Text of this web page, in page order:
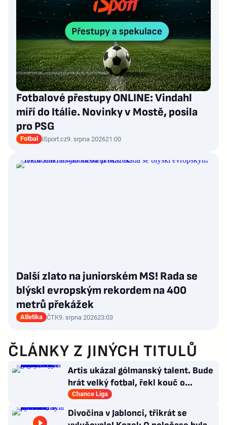
Fotbalové přestupy ONLINE: Vindahl
míří do Itálie. Novinky v Mostě, posila
pro PSG
Fotbal iSport.cz9. srpna 202621:00
Další zlato na juniorském MS! Rada se
blýskl evropským rekordem na 400
metrů překážek
Atletika ČTK9. srpna 202623:03
ČLÁNKY Z JINÝCH TITULŮ
Artis ukázal gólmanský talent. Bude
hrát velký fotbal, řekl kouč o
Kašíkovi. Body ale má Sigma
Chance Liga
Divočina v Jablonci, třikrát se